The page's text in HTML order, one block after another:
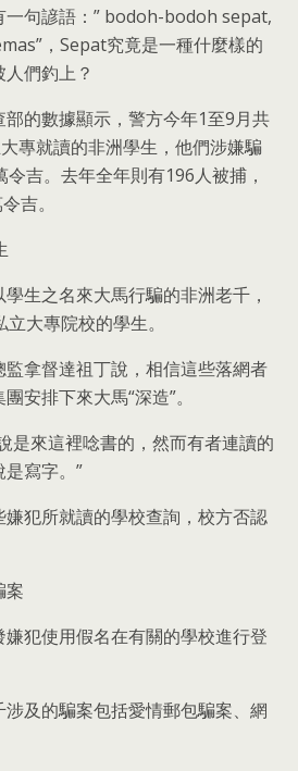
一句諺語：” bodoh-bodoh sepat,
，Sepat究竟是一種什麼樣的
們釣上？
的數據顯示，警方今年1至9月共
專就讀的非洲學生，他們涉嫌騙
吉。去年全年則有196人被捕，
吉。
生之名來大馬行騙的非洲老千，
大專院校的學生。
拿督達祖丁說，相信這些落網者
安排下來大馬“深造”。
是來這裡唸書的，然而有者連讀的
寫字。”
犯所就讀的學校查詢，校方否認
案
犯使用假名在有關的學校進行登
及的騙案包括愛情郵包騙案、網